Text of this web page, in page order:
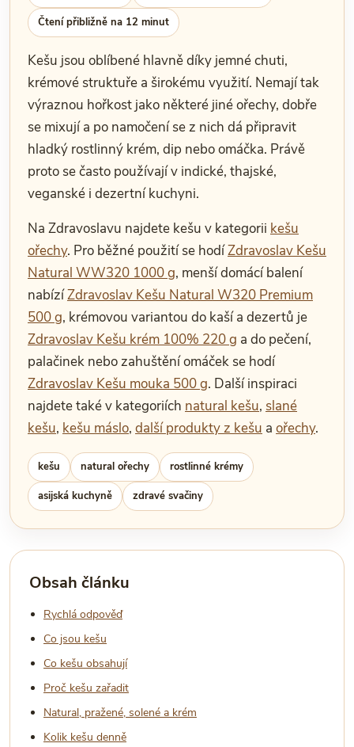
Čtení přibližně na 12 minut
Kešu jsou oblíbené hlavně díky jemné chuti,
krémové struktuře a širokému využití. Nemají tak
výraznou hořkost jako některé jiné ořechy, dobře
se mixují a po namočení se z nich dá připravit
hladký rostlinný krém, dip nebo omáčka. Právě
proto se často používají v indické, thajské,
veganské i dezertní kuchyni.
Na Zdravoslavu najdete kešu v kategorii kešu
ořechy. Pro běžné použití se hodíZdravoslav Kešu
Natural WW320 1000 g, menší domácí balení
nabízíZdravoslav Kešu Natural W320 Premium
500 g, krémovou variantou do kaší a dezertů je
Zdravoslav Kešu krém 100% 220 g a do pečení,
palačinek nebo zahuštění omáček se hodí
Zdravoslav Kešu mouka 500 g. Další inspiraci
najdete také v kategoriích natural kešu, slané
kešu, kešu máslo, další produkty z kešu a ořechy.
kešu natural ořechy rostlinné krémy
asijská kuchyně zdravé svačiny
Obsah článku
Rychlá odpověď
Co jsou kešu
Co kešu obsahují
Proč kešu zařadit
Natural, pražené, solené a krém
Kolik kešu denně